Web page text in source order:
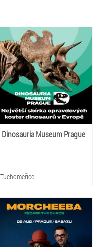
Dinosauria Museum Prague
Tuchoměřice